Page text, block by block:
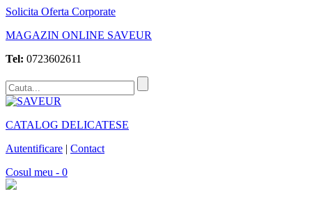
Solicita Oferta Corporate
MAGAZIN ONLINE SAVEUR
Tel: 0723602611
CATALOG DELICATESE
Autentificare | Contact
Cosul meu - 0